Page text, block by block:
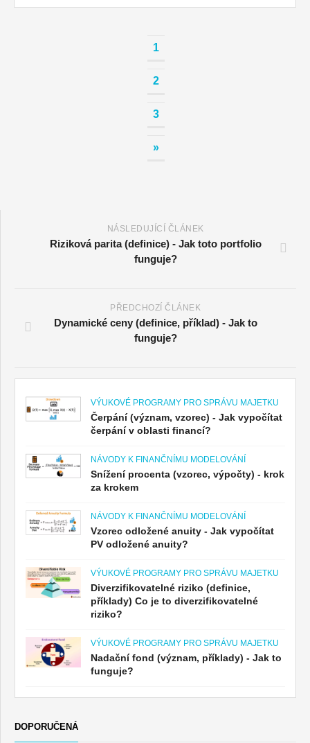
1
2
3
»
NÁSLEDUJÍCÍ ČLÁNEK
Riziková parita (definice) - Jak toto portfolio
funguje?
PŘEDCHOZÍ ČLÁNEK
Dynamické ceny (definice, příklad) - Jak to
funguje?
VÝUKOVÉ PROGRAMY PRO SPRÁVU MAJETKU
Čerpání (význam, vzorec) - Jak vypočítat
čerpání v oblasti financí?
NÁVODY K FINANČNÍMU MODELOVÁNÍ
Snížení procenta (vzorec, výpočty) - krok
za krokem
NÁVODY K FINANČNÍMU MODELOVÁNÍ
Vzorec odložené anuity - Jak vypočítat
PV odložené anuity?
VÝUKOVÉ PROGRAMY PRO SPRÁVU MAJETKU
Diverzifikovatelné riziko (definice,
příklady) Co je to diverzifikovatelné
riziko?
VÝUKOVÉ PROGRAMY PRO SPRÁVU MAJETKU
Nadační fond (význam, příklady) - Jak to
funguje?
DOPORUČENÁ